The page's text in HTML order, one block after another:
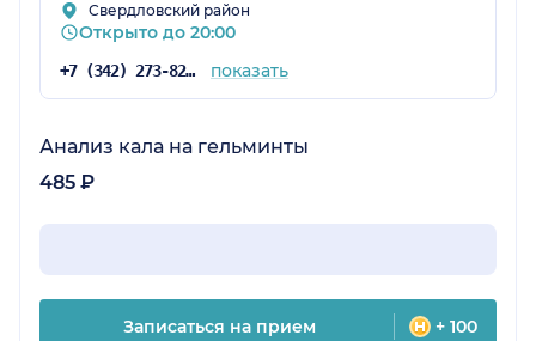
Свердловский район
Открыто до 20:00
+7 (342) 273-82-37 показать
Анализ кала на гельминты
485 ₽
Записаться на прием + 100